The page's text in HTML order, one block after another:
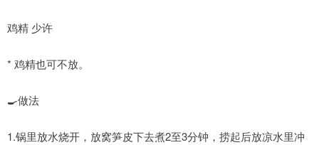
鸡精 少许
* 鸡精也可不放。
🍳做法
1.锅里放水烧开，放窝笋皮下去煮2至3分钟，捞起后放凉水里冲